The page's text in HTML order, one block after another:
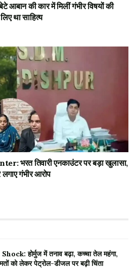
की कार में मिलीं गंभीर विषयों की
था साहित्य
भरत तिवारी एनकाउंटर पर बड़ा खुलासा,
गंभीर आरोप
होर्मुज में तनाव बढ़ा, कच्चा तेल महंगा,
को लेकर पेट्रोल-डीजल पर बढ़ी चिंता